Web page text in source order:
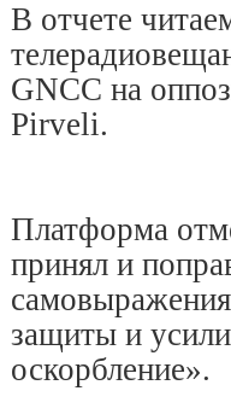
В отчете
GNCC на
Pirveli.
Платформа
принял и
защиты и
оскорбление».